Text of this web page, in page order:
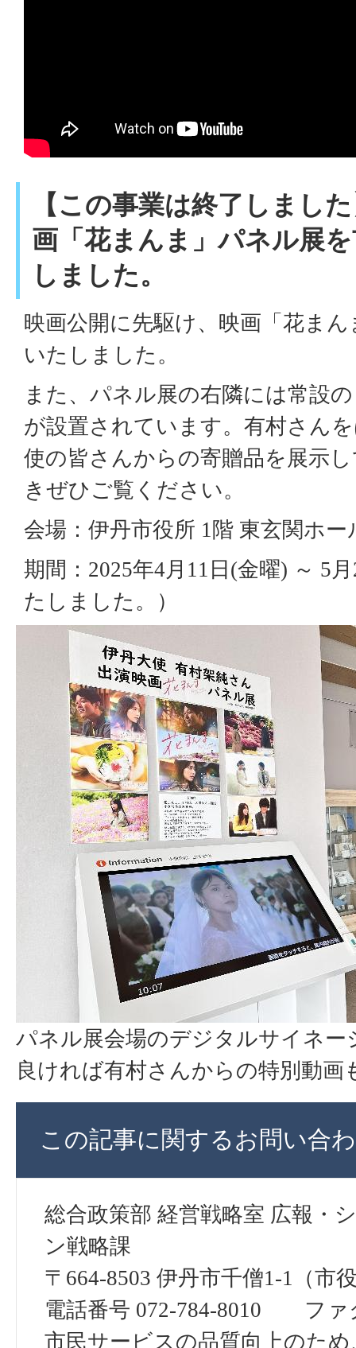
【この事業は終了しまし
画「花まんま」パネル展
しました。
映画公開に先駆け、映画「花ま
いたしました。
また、パネル展の右隣には常設
が設置されています。有村さん
使の皆さんからの寄贈品を展示
きぜひご覧ください。
会場：伊丹市役所 1階 東玄関ホー
期間：2025年4月11日(金曜) ～ 5
たしました。）
パネル展会場のデジタルサイネ
良ければ有村さんからの特別動画
この記事に関するお問い合
総合政策部 経営戦略室 広報・
ン戦略課
〒664-8503 伊丹市千僧1-1（市
電話番号 072-784-8010 ファ
市民サービスの品質向上のた